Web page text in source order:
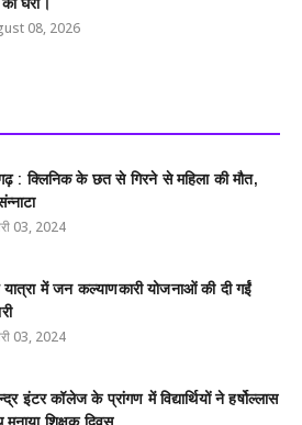
08, 2026
: क्लिनिक के छत से गिरने से महिला की मौत,
03, 2024
में जन कल्याणकारी योजनाओं की दी गईं
03, 2024
इंटर कॉलेज के प्रांगण में विद्यार्थियों ने हर्षोल्लास